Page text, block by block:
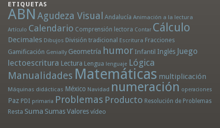
ETIQUETAS
ABN Agudeza Visual Andalucía Animación a la lectura
Artículo Calendario Comprensión lectora Contar Cálculo
Decimales Dibujos División tradicional Escritura Fracciones
Gamificación Genially Geometría humor Infantil Inglés Juego
lectoescritura Lectura Lengua lenguaje Lógica
Manualidades Matemáticas multiplicación
Máquinas didácticas México Navidad numeración operaciones
Paz PDI primaria Problemas Producto Resolución de Problemas
Resta Suma Sumas Valores vídeo